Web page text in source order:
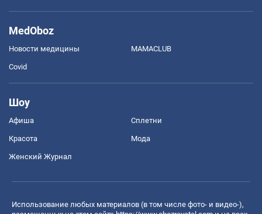
MedOboz
Новости медицины MAMACLUB
Covid
Шоу
Афиша Сплетни
Красота Мода
Женский Журнал
Использование любых материалов (в том числе фото- и видео-),